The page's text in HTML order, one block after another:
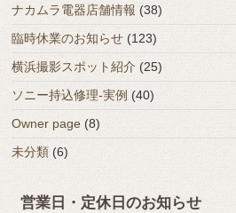
ナカムラ電器店舗情報 (38)
臨時休業のお知らせ (123)
横浜撮影スポット紹介 (25)
ソニー持込修理-実例 (40)
Owner page (8)
未分類 (6)
営業日・定休日のお知らせ